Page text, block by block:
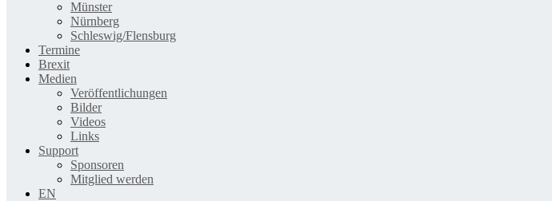
Münster
Nürnberg
Schleswig/Flensburg
Termine
Brexit
Medien
Veröffentlichungen
Bilder
Videos
Links
Support
Sponsoren
Mitglied werden
EN